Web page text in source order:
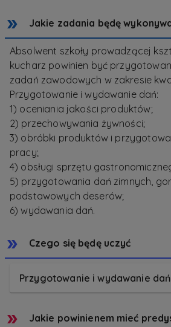
Jakie zadania będę
Absolwent szkoły prowadzącej
kucharz powinien być
zadań zawodowych w zakresie
Przygotowanie i wydawanie dań:
1) oceniania jakości produktów;
2) przechowywania żywności;
3) obróbki produktów i
pracy;
4) obsługi sprzętu
5) przygotowania dań zimnych,
podstawowych deserów;
6) wydawania dań.
Czego się będę uczyć
Przygotowanie i wydawanie dań
Jakie powinienem mieć